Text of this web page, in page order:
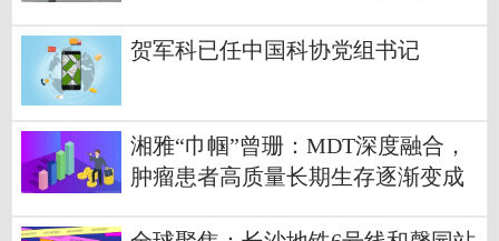
贺军科已任中国科协党组书记
湘雅“巾帼”曾珊：MDT深度融合，
肿瘤患者高质量长期生存逐渐变成